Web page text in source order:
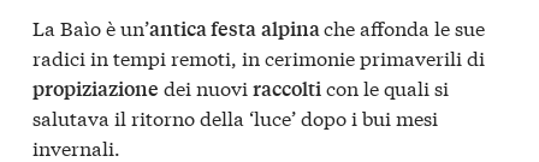
La Baìo è un’antica festaalpinache affonda le sue
radici in tempi remoti, in cerimonie primaverili di
propiziazione dei nuovi raccolticon le quali si
salutava il ritorno della ‘luce’ dopo i bui mesi
invernali.